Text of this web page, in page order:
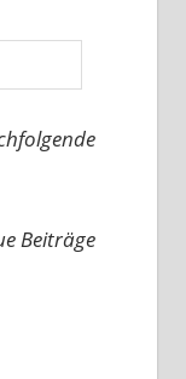
Beiträge